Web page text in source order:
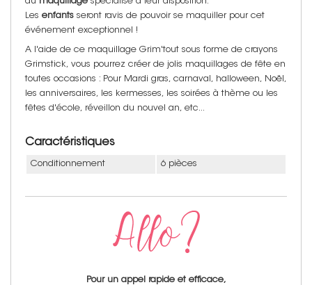
Les enfants seront ravis de pouvoir se maquiller pour cet
événement exceptionnel !
A l'aide de ce maquillage Grim'tout sous forme de crayons
Grimstick, vous pourrez créer de jolis maquillages de fête en
toutes occasions : Pour Mardi gras, carnaval, halloween, Noël,
les anniversaires, les kermesses, les soirées à thème ou les
fêtes d'école, réveillon du nouvel an, etc...
Caractéristiques
Conditionnement 6 pièces
Pour un appel rapide et efficace,